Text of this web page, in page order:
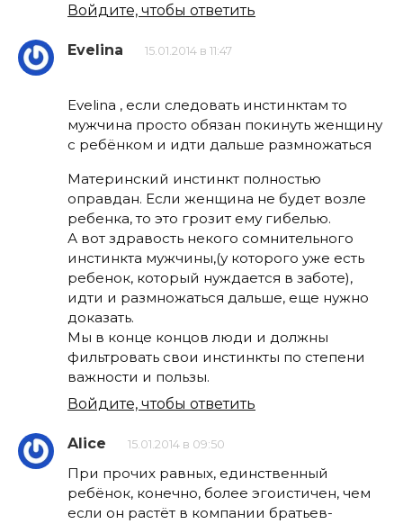
Войдите, чтобы ответить
Evelina 15.01.2014 в 11:47
Evelina , если следовать инстинктам то
мужчина просто обязан покинуть женщину
с ребёнком и идти дальше размножаться
Материнский инстинкт полностью
оправдан. Если женщина не будет возле
ребенка, то это грозит ему гибелью.
А вот здравость некого сомнительного
инстинкта мужчины,(у которого уже есть
ребенок, который нуждается в заботе),
идти и размножаться дальше, еще нужно
доказать.
Мы в конце концов люди и должны
фильтровать свои инстинкты по степени
важности и пользы.
Войдите, чтобы ответить
Alice 15.01.2014 в 09:50
При прочих равных, единственный
ребёнок, конечно, более эгоистичен, чем
если он растёт в компании братьев-